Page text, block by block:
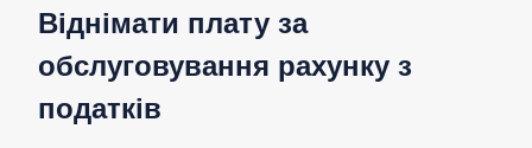
Віднімати плату за
обслуговування рахунку з
податків